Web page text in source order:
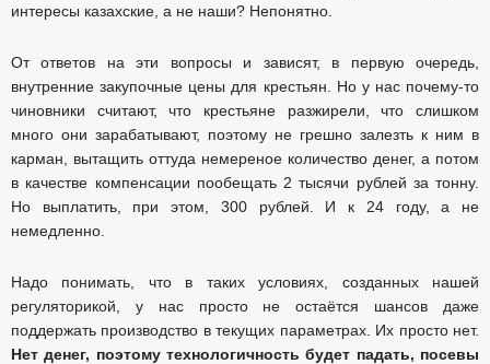
интересы казахские, а не наши? Непонятно.
От ответов на эти вопросы и зависят, в первую очередь,
внутренние закупочные цены для крестьян. Но у нас почему-то
чиновники считают, что крестьяне разжирели, что слишком
много они зарабатывают, поэтому не грешно залезть к ним в
карман, вытащить оттуда немереное количество денег, а потом
в качестве компенсации пообещать 2 тысячи рублей за тонну.
Но выплатить, при этом, 300 рублей. И к 24 году, а не
немедленно.
Надо понимать, что в таких условиях, созданных нашей
регуляторикой, у нас просто не остаётся шансов даже
поддержать производство в текущих параметрах. Их просто нет.
Нет денег, поэтому технологичность будет падать, посевы